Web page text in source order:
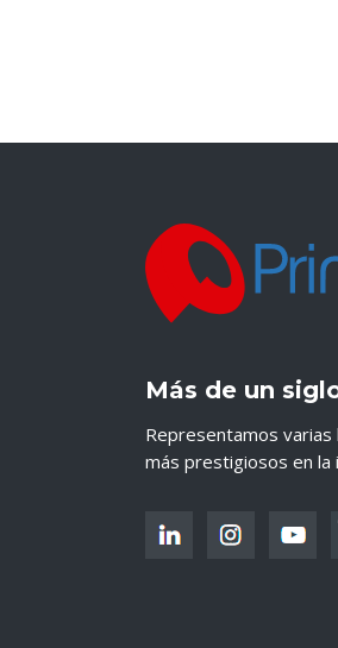
Más de un
Representamos
más prestigiosos en la